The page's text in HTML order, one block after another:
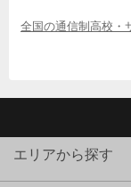
全国の通信制高校・
エリアから探す